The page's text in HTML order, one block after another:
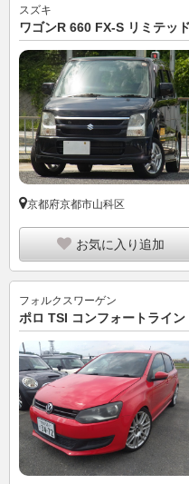
スズキ
ワゴンR 660 FX-S リミテッ
京都府京都市山科区
お気に入り追加
フォルクスワーゲン
ポロ TSI コンフォートライ